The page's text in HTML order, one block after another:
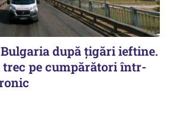
după țigări ieftine.
pe cumpărători într-